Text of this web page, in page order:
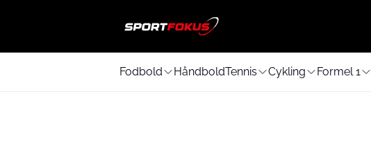
Fodbold HåndboldTennis Cykling Formel 1